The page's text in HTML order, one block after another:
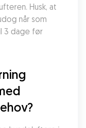
Husk, at
når som
3 dage før